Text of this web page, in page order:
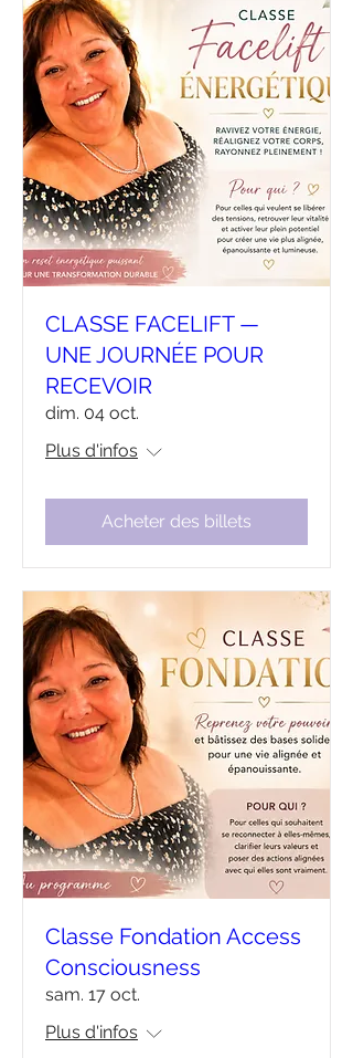
CLASSE FACELIFT —
UNE JOURNÉE POUR
RECEVOIR
dim. 04 oct.
Plus d'infos
Acheter des billets
Classe Fondation Access
Consciousness
sam. 17 oct.
Plus d'infos